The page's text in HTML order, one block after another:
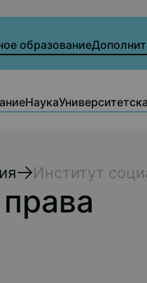
образование
Наука
Институт